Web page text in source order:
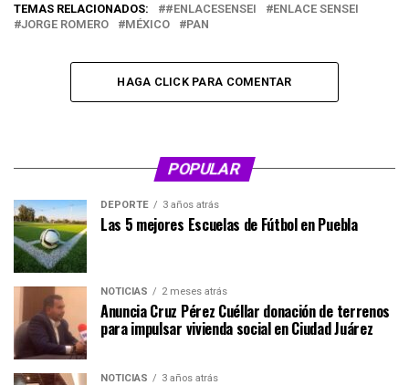
TEMAS RELACIONADOS: #ENLACESENSEI
ENLACE SENSEI
JORGE ROMERO
MÉXICO PAN
HAGA CLICK PARA COMENTAR
POPULAR
DEPORTE 3 años atrás
Las 5 mejores Escuelas de Fútbol en Puebla
NOTICIAS 2 meses atrás
Anuncia Cruz Pérez Cuéllar donación de terrenos
para impulsar vivienda social en Ciudad Juárez
NOTICIAS 3 años atrás